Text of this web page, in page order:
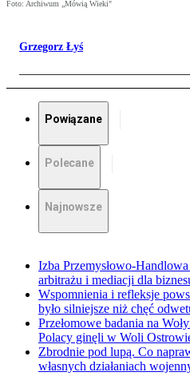
Foto: Archiwum „Mówią Wieki"
Grzegorz Łyś
Powiązane
Polecane
Najnowsze
Izba Przemysłowo-
arbitrażu i mediacji dla
Wspomnienia i refleksje
było silniejsze niż chęć
Przełomowe badania na
Polacy ginęli w Woli
Zbrodnie pod lupą. Co
własnych działaniach